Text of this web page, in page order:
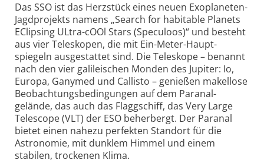
Das SSO ist das Herzstück eines neuen Exo­planeten-
Jagd­projekts namens „Search for habitable Planets
EClipsing ULtra-cOOl Stars (Speculoos)“ und besteht
aus vier Tele­skopen, die mit Ein-Meter-Haupt­
spiegeln ausgestattet sind. Die Teleskope – benannt
nach den vier galileischen Monden des Jupiter: Io,
Europa, Ganymed und Callisto – genießen makel­lose
Beobachtungs­bedingungen auf dem Paranal­
gelände, das auch das Flaggschiff, das Very Large
Telescope (VLT) der ESO beherbergt. Der Paranal
bietet einen nahezu perfekten Stand­ort für die
Astronomie, mit dunklem Himmel und einem
stabilen, trockenen Klima.